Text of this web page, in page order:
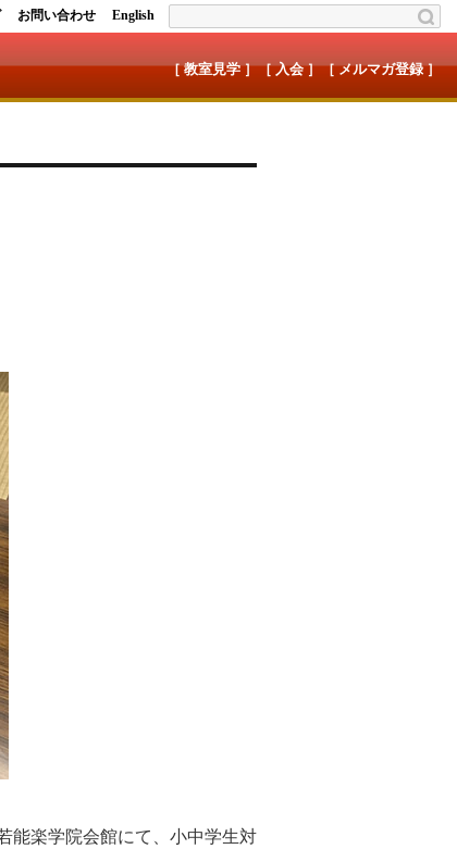
お問い合わせ English
［ 教室見学 ］［ 入会 ］［ メルマガ登録 ］
能楽学院会館にて、小中学生対